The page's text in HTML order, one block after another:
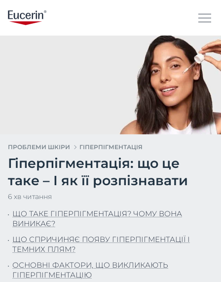
ПРОБЛЕМИ ШКІРИ ГІПЕРПІГМЕНТАЦІЯ
Гіперпігментація: що це
таке – І як її розпізнавати
6 хв читання
ЩО ТАКЕ ГІПЕРПІГМЕНТАЦІЯ? ЧОМУ ВОНА
ВИНИКАЄ?
ЩО СПРИЧИНЯЄ ПОЯВУ ГІПЕРПІГМЕНТАЦІЇ І
ТЕМНИХ ПЛЯМ?
ОСНОВНІ ФАКТОРИ, ЩО ВИКЛИКАЮТЬ
ГІПЕРПІГМЕНТАЦІЮ